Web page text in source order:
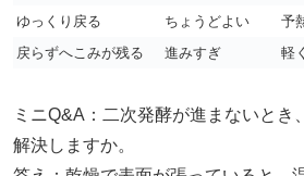
ゆっくり戻る
ちょうどよい
予
戻らずへこみが残る
進みすぎ 軽
ミニQ&A：二次発酵が進まないとき
解決しますか。